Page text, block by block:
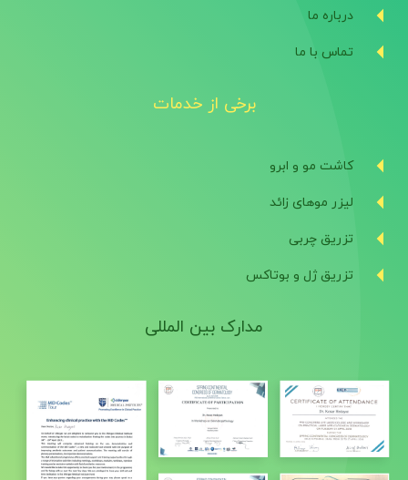
درباره ما
تماس با ما
برخی از خدمات
کاشت مو و ابرو
لیزر موهای زائد
تزریق چربی
تزریق ژل و بوتاکس
مدارک بین المللی